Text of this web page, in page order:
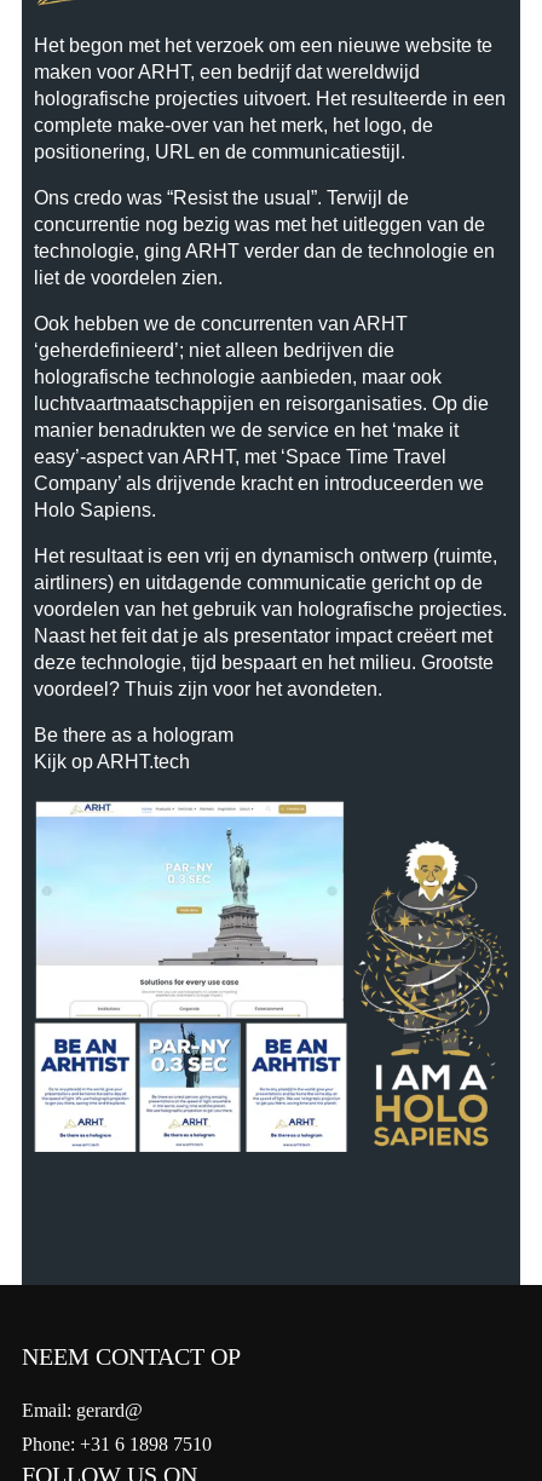
Het begon met het verzoek om een nieuwe website te
maken voor ARHT, een bedrijf dat wereldwijd
holografische projecties uitvoert. Het resulteerde in een
complete make-over van het merk, het logo, de
positionering, URL en de communicatiestijl.
Ons credo was “Resist the usual”. Terwijl de
concurrentie nog bezig was met het uitleggen van de
technologie, ging ARHT verder dan de technologie en
liet de voordelen zien.
Ook hebben we de concurrenten van ARHT
‘geherdefinieerd’; niet alleen bedrijven die
holografische technologie aanbieden, maar ook
luchtvaartmaatschappijen en reisorganisaties. Op die
manier benadrukten we de service en het ‘make it
easy’-aspect van ARHT, met ‘Space Time Travel
Company’ als drijvende kracht en introduceerden we
Holo Sapiens.
Het resultaat is een vrij en dynamisch ontwerp (ruimte,
airtliners) en uitdagende communicatie gericht op de
voordelen van het gebruik van holografische projecties.
Naast het feit dat je als presentator impact creëert met
deze technologie, tijd bespaart en het milieu. Grootste
voordeel? Thuis zijn voor het avondeten.
Be there as a hologram
Kijk op ARHT.tech
NEEM CONTACT OP
Email: gerard@
Phone: +31 6 1898 7510
FOLLOW US ON